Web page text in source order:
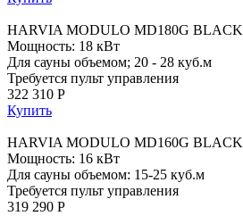
HARVIA MODULO MD180G BLACK
Мощность: 18 кВт
Для сауны объемом; 20 - 28 куб.м
Требуется пульт управления
322 310 Р
Купить
HARVIA MODULO MD160G BLACK
Мощность: 16 кВт
Для сауны объемом: 15-25 куб.м
Требуется пульт управления
319 290 Р